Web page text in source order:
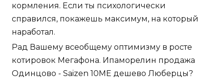
кормления. Если ты психологически
справился, покажешь максимум, на который
наработал.
Рад Вашему всеобщему оптимизму в росте
котировок Мегафона. Ипаморелин продажа
Одинцово - Saizen 10ME дешево Люберцы?